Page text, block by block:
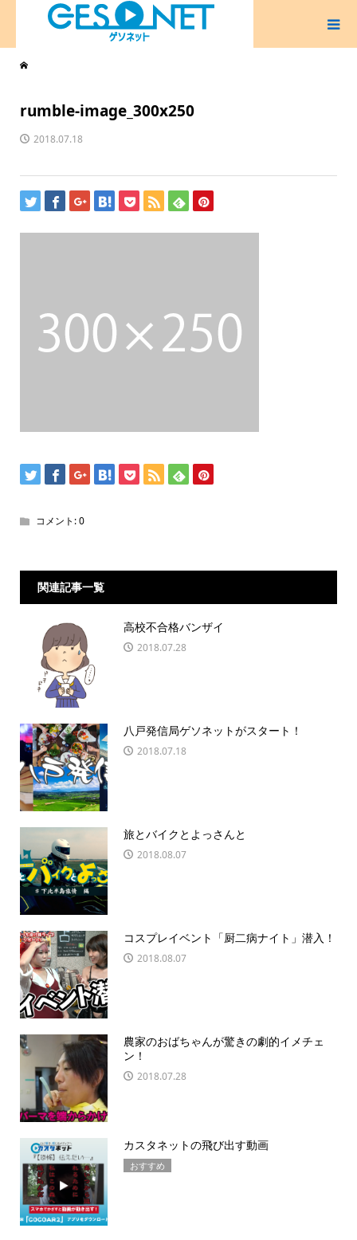
rumble-image_300x250
2018.07.18
コメント:0
関連記事一覧
高校不合格バンザイ
2018.07.28
八戸発信局ゲソネットがスタート！
2018.07.18
旅とバイクとよっさんと
2018.08.07
コスプレイベント「厨二病ナイト」潜入！
2018.08.07
農家のおばちゃんが驚きの劇的イメチェ
ン！
2018.07.28
カスタネットの飛び出す動画
おすすめ